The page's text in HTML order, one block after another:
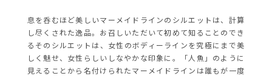
息を呑むほど美しいマーメイドラインのシルエットは、計算
し尽くされた逸品。お召しいただいて初めて知ることのでき
るそのシルエットは、女性のボディーラインを究極にまで美
しく魅せ、女性らしいしなやかな印象に。「人魚」のように
見えることから名付けられたマーメイドラインは誰もが一度